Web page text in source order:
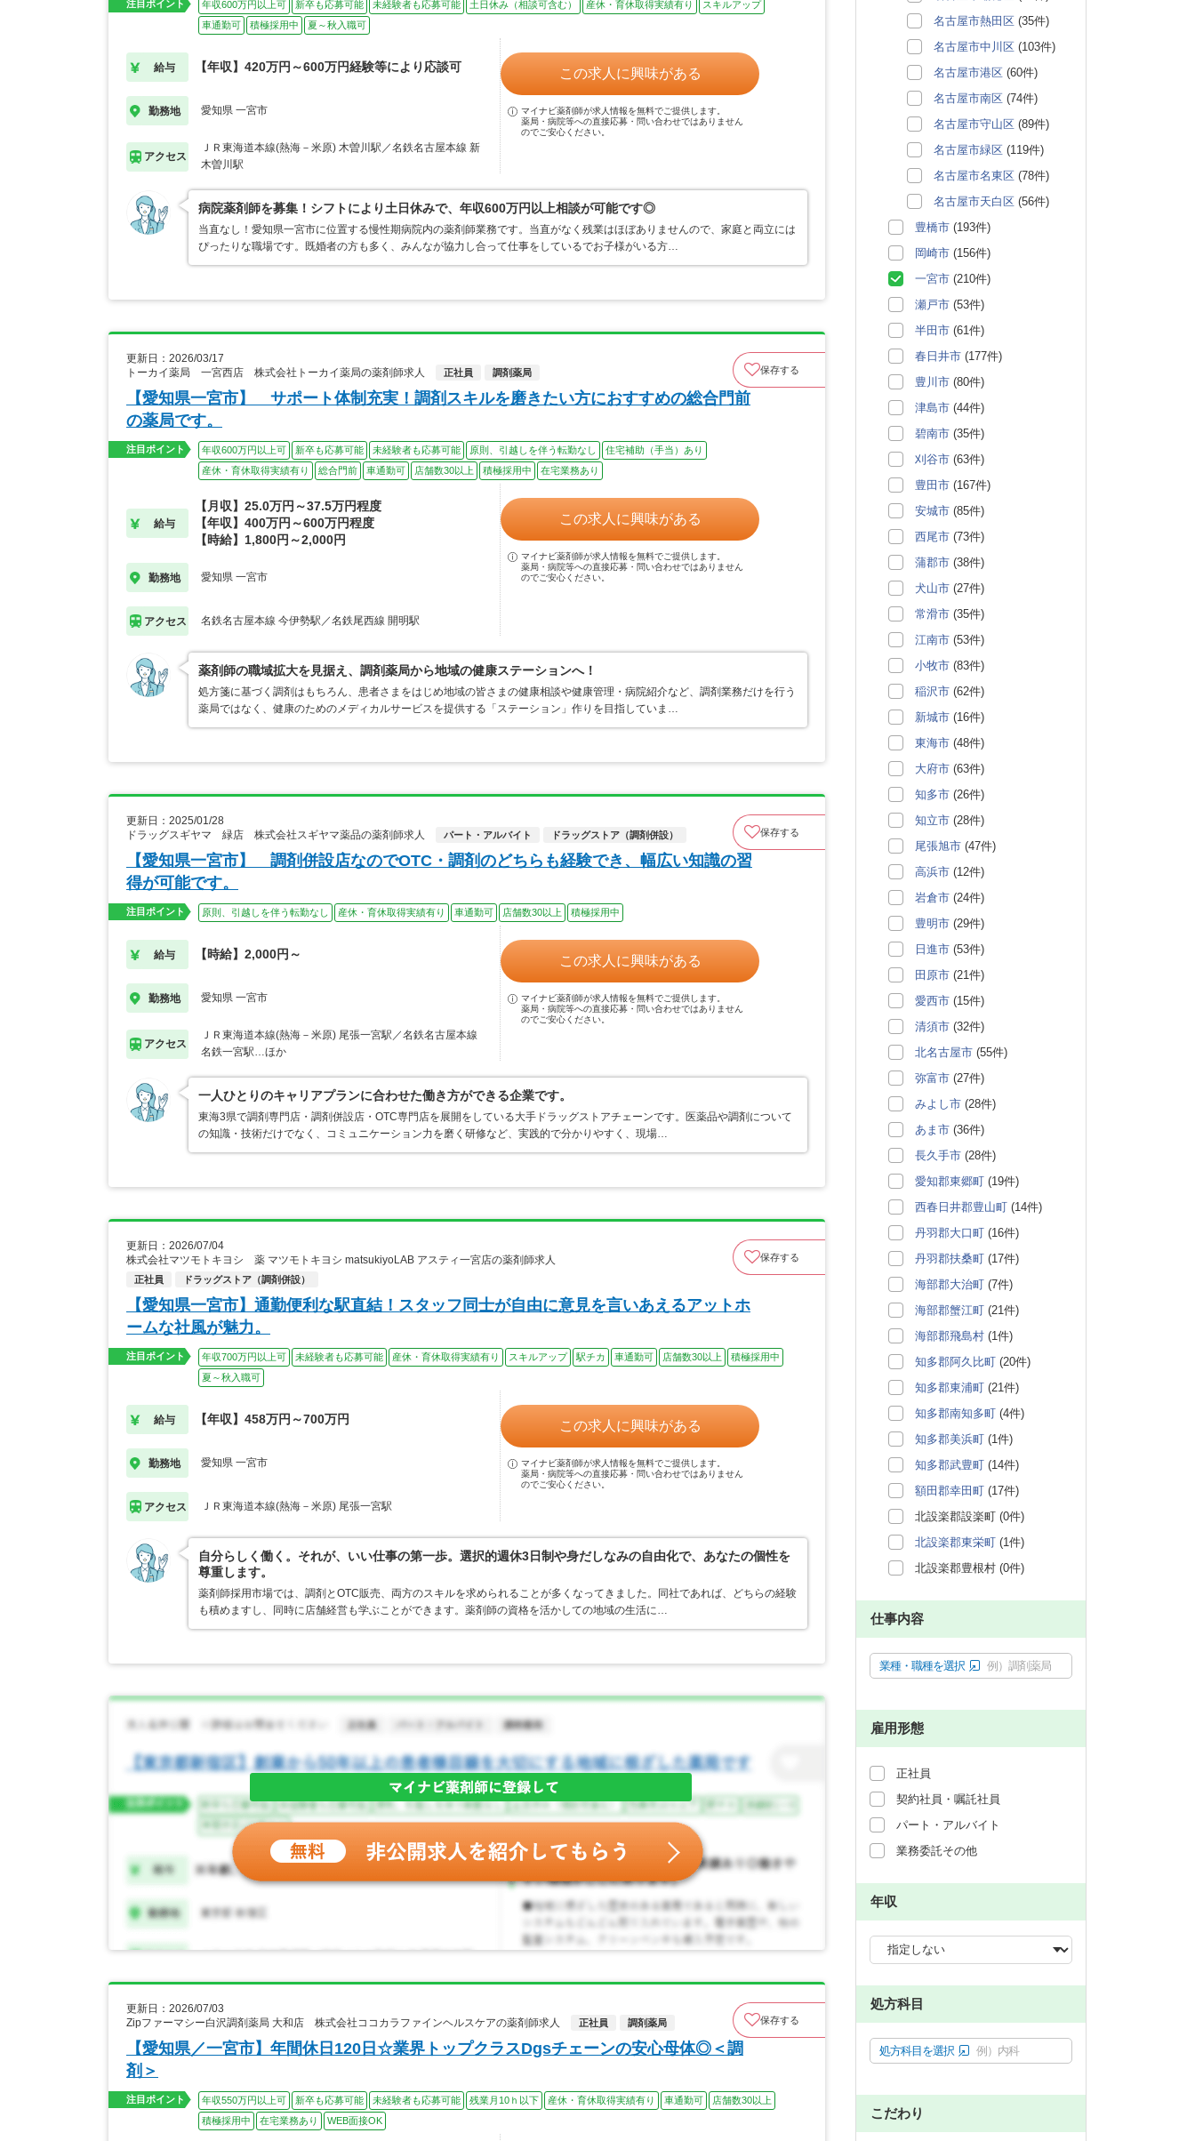
注目ポイント 年収600万円以上可 新卒も応募可能 未経験者も応募可能 土日休み（相談可含む） 産休・育休取得実績有り
スキルアップ
車通勤可
積極採用中 夏～秋入職可
給与 【年収】420万円～600万円経験等により応談可
勤務地 愛知県 一宮市
アクセス
ＪＲ東海道本線(熱海－米原) 木曽川駅／名鉄名古屋本線 新
木曽川駅
この求人に興味がある
マイナビ薬剤師が求人情報を無料でご提供します。
薬局・病院等への直接応募・問い合わせではありません
のでご安心ください。
病院薬剤師を募集！シフトにより土日休みで、年収600万円以上相談が可能です◎
当直なし！愛知県一宮市に位置する慢性期病院内の薬剤師業務です。当直がなく残業はほぼありませんので、家庭と両立には
ぴったりな職場です。既婚者の方も多く、みんなが協力し合って仕事をしているでお子様がいる方…
更新日：2026/03/17
トーカイ薬局 一宮西店 株式会社トーカイ薬局の薬剤師求人
正社員 調剤薬局 保存する
【愛知県一宮市】 サポート体制充実！調剤スキルを磨きたい方におすすめの総合門前
の薬局です。
注目ポイント 年収600万円以上可 新卒も応募可能 未経験者も応募可能 原則、引越しを伴う転勤なし
住宅補助（手当）あり
産休・育休取得実績有り
総合門前 車通勤可 店舗数30以上 積極採用中 在宅業務あり
給与
【月収】25.0万円～37.5万円程度
【年収】400万円～600万円程度
【時給】1,800円～2,000円
勤務地 愛知県 一宮市
アクセス 名鉄名古屋本線 今伊勢駅／名鉄尾西線 開明駅
この求人に興味がある
マイナビ薬剤師が求人情報を無料でご提供します。
薬局・病院等への直接応募・問い合わせではありません
のでご安心ください。
薬剤師の職域拡大を見据え、調剤薬局から地域の健康ステーションへ！
処方箋に基づく調剤はもちろん、患者さまをはじめ地域の皆さまの健康相談や健康管理・病院紹介など、調剤業務だけを行う
薬局ではなく、健康のためのメディカルサービスを提供する「ステーション」作りを目指していま…
更新日：2025/01/28
ドラッグスギヤマ 緑店 株式会社スギヤマ薬品の薬剤師求人
パート・アルバイト ドラッグストア（調剤併設） 保存する
【愛知県一宮市】 調剤併設店なのでOTC・調剤のどちらも経験でき、幅広い知識の習
得が可能です。
注目ポイント 原則、引越しを伴う転勤なし 産休・育休取得実績有り 車通勤可 店舗数30以上 積極採用中
給与 【時給】2,000円～
勤務地 愛知県 一宮市
アクセス
ＪＲ東海道本線(熱海－米原) 尾張一宮駅／名鉄名古屋本線
名鉄一宮駅…ほか
この求人に興味がある
マイナビ薬剤師が求人情報を無料でご提供します。
薬局・病院等への直接応募・問い合わせではありません
のでご安心ください。
一人ひとりのキャリアプランに合わせた働き方ができる企業です。
東海3県で調剤専門店・調剤併設店・OTC専門店を展開をしている大手ドラッグストアチェーンです。医薬品や調剤について
の知識・技術だけでなく、コミュニケーション力を磨く研修など、実践的で分かりやすく、現場…
更新日：2026/07/04
株式会社マツモトキヨシ 薬 マツモトキヨシ matsukiyoLAB アスティ一宮店の薬剤師求人
正社員 ドラッグストア（調剤併設）
保存する
【愛知県一宮市】通勤便利な駅直結！スタッフ同士が自由に意見を言いあえるアットホ
ームな社風が魅力。
注目ポイント 年収700万円以上可 未経験者も応募可能 産休・育休取得実績有り スキルアップ 駅チカ 車通勤可 店舗数30以上
積極採用中
夏～秋入職可
給与 【年収】458万円～700万円
勤務地 愛知県 一宮市
アクセス ＪＲ東海道本線(熱海－米原) 尾張一宮駅
この求人に興味がある
マイナビ薬剤師が求人情報を無料でご提供します。
薬局・病院等への直接応募・問い合わせではありません
のでご安心ください。
自分らしく働く。それが、いい仕事の第一歩。選択的週休3日制や身だしなみの自由化で、あなたの個性を
尊重します。
薬剤師採用市場では、調剤とOTC販売、両方のスキルを求められることが多くなってきました。同社であれば、どちらの経験
も積めますし、同時に店舗経営も学ぶことができます。薬剤師の資格を活かしての地域の生活に…
更新日：2026/07/03
Zipファーマシー白沢調剤薬局 大和店 株式会社ココカラファインヘルスケアの薬剤師求人
正社員 調剤薬局 保存する
【愛知県／一宮市】年間休日120日☆業界トップクラスDgsチェーンの安心母体◎＜調
剤＞
注目ポイント 年収550万円以上可 新卒も応募可能 未経験者も応募可能 残業月10ｈ以下 産休・育休取得実績有り 車通勤可
店舗数30以上
積極採用中
在宅業務あり WEB面接OK
名古屋市熱田区 (35件)
名古屋市中川区 (103件)
名古屋市港区 (60件)
名古屋市南区 (74件)
名古屋市守山区 (89件)
名古屋市緑区 (119件)
名古屋市名東区 (78件)
名古屋市天白区 (56件)
豊橋市 (193件)
岡崎市 (156件)
一宮市 (210件)
瀬戸市 (53件)
半田市 (61件)
春日井市 (177件)
豊川市 (80件)
津島市 (44件)
碧南市 (35件)
刈谷市 (63件)
豊田市 (167件)
安城市 (85件)
西尾市 (73件)
蒲郡市 (38件)
犬山市 (27件)
常滑市 (35件)
江南市 (53件)
小牧市 (83件)
稲沢市 (62件)
新城市 (16件)
東海市 (48件)
大府市 (63件)
知多市 (26件)
知立市 (28件)
尾張旭市 (47件)
高浜市 (12件)
岩倉市 (24件)
豊明市 (29件)
日進市 (53件)
田原市 (21件)
愛西市 (15件)
清須市 (32件)
北名古屋市 (55件)
弥富市 (27件)
みよし市 (28件)
あま市 (36件)
長久手市 (28件)
愛知郡東郷町 (19件)
西春日井郡豊山町 (14件)
丹羽郡大口町 (16件)
丹羽郡扶桑町 (17件)
海部郡大治町 (7件)
海部郡蟹江町 (21件)
海部郡飛島村 (1件)
知多郡阿久比町 (20件)
知多郡東浦町 (21件)
知多郡南知多町 (4件)
知多郡美浜町 (1件)
知多郡武豊町 (14件)
額田郡幸田町 (17件)
北設楽郡設楽町 (0件)
北設楽郡東栄町 (1件)
北設楽郡豊根村 (0件)
仕事内容
業種・職種を選択 例）調剤薬局
雇用形態
正社員
契約社員・嘱託社員
パート・アルバイト
業務委託その他
年収
処方科目
処方科目を選択 例）内科
こだわり